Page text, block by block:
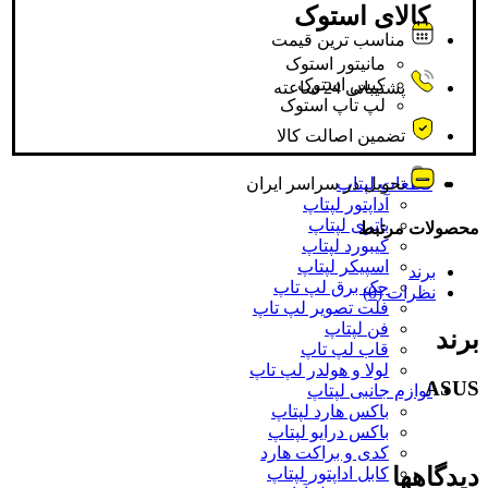
کالای استوک
مانیتور استوک
کیس استوک
لپ تاپ استوک
قطعات لپتاپ
آداپتور لپتاپ
باتری لپتاپ
کیبورد لپتاپ
اسپیکر لپتاپ
جک برق لپ تاپ
فلت تصویر لپ تاپ
فن لپتاپ
قاب لپ تاپ
لولا و هولدر لپ تاپ
لوازم جانبی لپتاپ
باکس هارد لپتاپ
باکس درایو لپتاپ
کدی و براکت هارد
کابل اداپتور لپتاپ
مناسب ترین قیمت
پشتیبانی 24 ساعته
تضمین اصالت کالا
تحویل در سراسر ایران
محصولات مرتبط
برند
نظرات (0)
برند
ASUS
دیدگاهها